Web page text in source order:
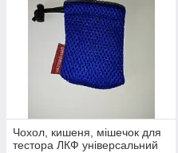
Чохол, кишеня, мішечок для
тестора ЛКФ універсальний